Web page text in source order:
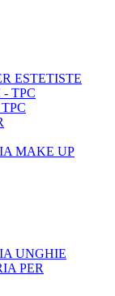
ESTETISTE
TPC
MAKE UP
UNGHIE
PER